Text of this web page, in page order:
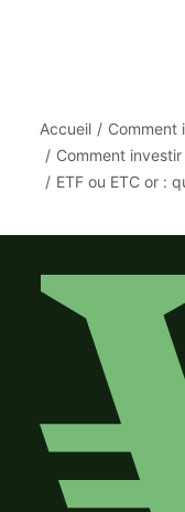
Accueil
Comment
Comment investir
ETF ou ETC or :